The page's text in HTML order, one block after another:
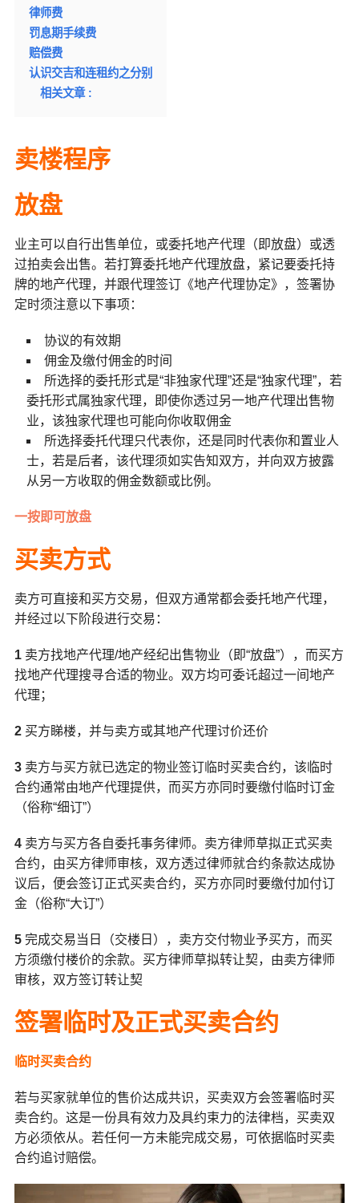
律师费
罚息期手续费
赔偿费
认识交吉和连租约之分别
相关文章 :
卖楼程序
放盘
业主可以自行出售单位，或委托地产代理（即放盘）或透
过拍卖会出售。若打算委托地产代理放盘，紧记要委托持
牌的地产代理，并跟代理签订《地产代理协定》，签署协
定时须注意以下事项：
协议的有效期
佣金及缴付佣金的时间
所选择的委托形式是“非独家代理”还是“独家代理”，若
委托形式属独家代理，即使你透过另一地产代理出售物
业，该独家代理也可能向你收取佣金
所选择委托代理只代表你，还是同时代表你和置业人
士，若是后者，该代理须如实告知双方，并向双方披露
从另一方收取的佣金数额或比例。
一按即可放盘
买卖方式
卖方可直接和买方交易，但双方通常都会委托地产代理，
并经过以下阶段进行交易：
1 卖方找地产代理/地产经纪出售物业（即“放盘”），而买方
找地产代理搜寻合适的物业。双方均可委讬超过一间地产
代理；
2 买方睇楼，并与卖方或其地产代理讨价还价
3 卖方与买方就已选定的物业签订临时买卖合约，该临时
合约通常由地产代理提供，而买方亦同时要缴付临时订金
（俗称“细订”）
4 卖方与买方各自委托事务律师。卖方律师草拟正式买卖
合约，由买方律师审核，双方透过律师就合约条款达成协
议后，便会签订正式买卖合约，买方亦同时要缴付加付订
金（俗称“大订”）
5 完成交易当日（交楼日），卖方交付物业予买方，而买
方须缴付楼价的余款。买方律师草拟转让契，由卖方律师
审核，双方签订转让契
签署临时及正式买卖合约
临时买卖合约
若与买家就单位的售价达成共识，买卖双方会签署临时买
卖合约。这是一份具有效力及具约束力的法律档，买卖双
方必须依从。若任何一方未能完成交易，可依据临时买卖
合约追讨赔偿。